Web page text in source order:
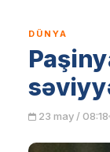
DÜNYA
23 may / 08:18